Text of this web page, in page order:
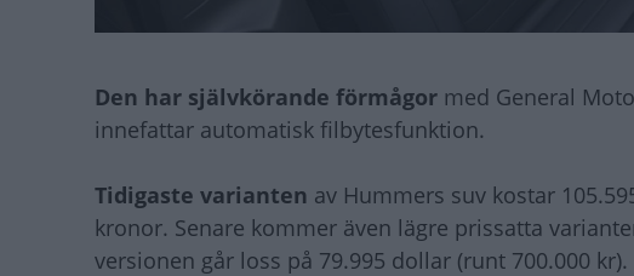
Den har självkörande förmågor med General
innefattar automatisk filbytesfunktion.
Tidigaste varianten av Hummers suv kostar
kronor. Senare kommer även lägre prissatta
versionen går loss på 79.995 dollar (runt 700.000